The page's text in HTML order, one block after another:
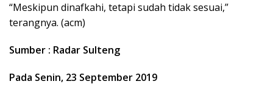
“Meskipun dinafkahi, tetapi sudah tidak sesuai,”
terangnya. (acm)
Sumber : Radar Sulteng
Pada Senin, 23 September 2019